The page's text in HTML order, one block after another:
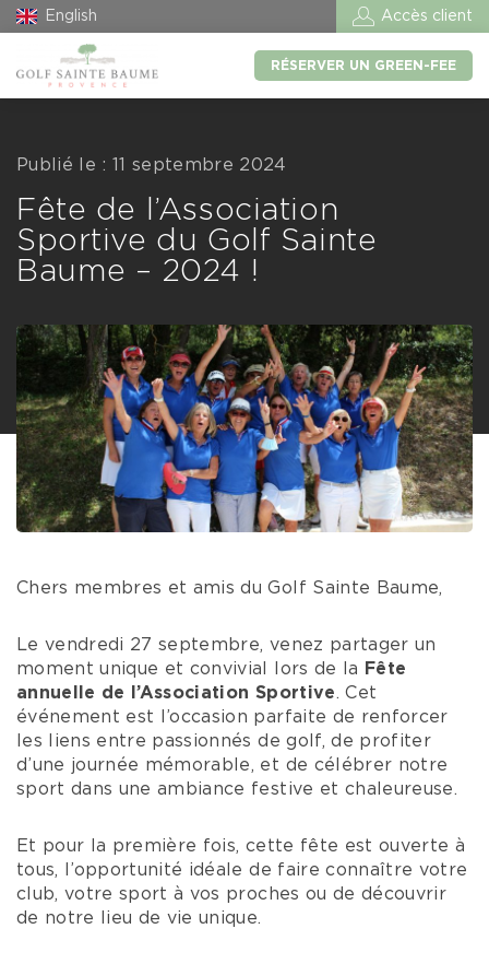
English Accès client
RÉSERVER UN GREEN-FEE
Publié le : 11 septembre 2024
Fête de l’Association
Sportive du Golf Sainte
Baume – 2024 !
Chers membres et amis du Golf Sainte Baume,
Le vendredi 27 septembre, venez partager un
moment unique et convivial lors de la
Fête
annuelle de l’Association Sportive. Cet
événement est l’occasion parfaite de renforcer
les liens entre passionnés de golf, de profiter
d’une journée mémorable, et de célébrer notre
sport dans une ambiance festive et chaleureuse.
Et pour la première fois, cette fête est ouverte à
tous, l’opportunité idéale de faire connaître votre
club, votre sport à vos proches ou de découvrir
de notre lieu de vie unique.